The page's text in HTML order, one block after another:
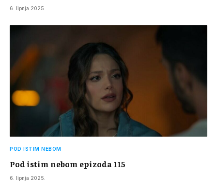
6. lipnja 2025.
POD ISTIM NEBOM
Pod istim nebom epizoda 115
6. lipnja 2025.